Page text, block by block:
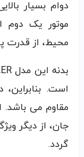
دوام بسیار
موتور یک دوم
محیط، از قدرت
است.
مقاوم می باشد.
جان، از دیگر
گردد.